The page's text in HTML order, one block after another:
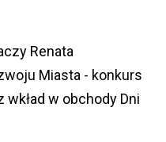
Renata
Miasta - konkurs
w obchody Dni